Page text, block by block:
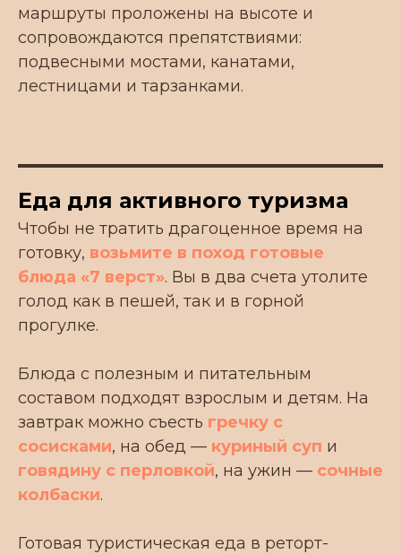
маршруты проложены на высоте и
сопровождаются препятствиями:
подвесными мостами, канатами,
лестницами и тарзанками.
Еда для активного туризма
Чтобы не тратить драгоценное время на
готовку, возьмите в поход готовые
блюда «7 верст». Вы в два счета утолите
голод как в пешей, так и в горной
прогулке.
Блюда с полезным и питательным
составом подходят взрослым и детям. На
завтрак можно съесть гречку с
сосисками, на обед — куриный суп и
говядину с перловкой, на ужин — сочные
колбаски.
Готовая туристическая еда в реторт-
МЕНЮ
Запросить прайс
Для кого
Еда для рыбалки
Еда для сплава
поход
О товаре
О
бренде
О НАС
ДЛЯ БИЗНЕСА
БЛОГ
FAQ
ПРОДУКЦИЯ
КОНТАКТЫ